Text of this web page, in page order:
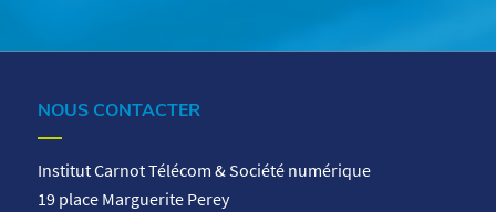
NOUS CONTACTER
Institut Carnot Télécom & Société numérique
19 place Marguerite Perey